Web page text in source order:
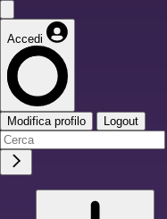
Accedi
Modifica profilo Logout